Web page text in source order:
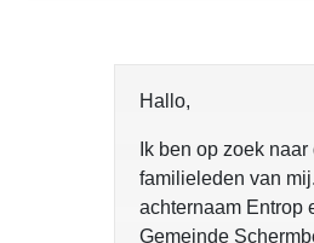
Hallo,
Ik ben op zoek
familieleden van
achternaam Entrop
Gemeinde